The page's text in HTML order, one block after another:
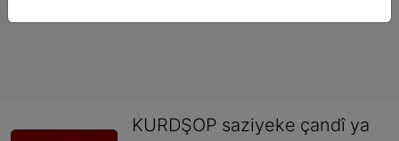
KURDŞOP saziyeke çandî ya